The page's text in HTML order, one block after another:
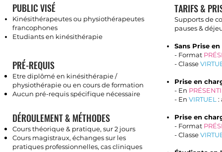
PUBLIC VISÉ
Kinésithérapeutes ou physiothérapeutes
francophones
Etudiants en kinésithérapie
PRÉ-REQUIS
Etre diplômé en kinésithérapie /
physiothérapie ou en cours de formation
Aucun pré-requis spécifique nécessaire
DÉROULEMENT & MÉTHODES
Cours théorique & pratique, sur 2 jours
Cours magistraux, échanges sur les
pratiques professionnelles, cas cliniques
TARIFS &
Supports de
pauses &
Sans Prise
- Format
- Classe
Prise en
- En
- En VIRTUEL :
Prise en
- Format
- Classe